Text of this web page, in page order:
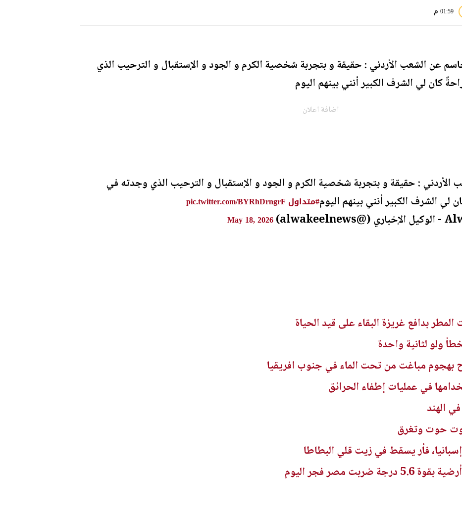
01:59 م
عن الشعب الأردني : حقيقة و بتجربة شخصية الكرم و الجود و الإستقبال و الترحيب الذي
كان لي الشرف الكبير أنني بينهم اليوم
اضافة اعلان
: حقيقة و بتجربة شخصية الكرم و الجود و الإستقبال و الترحيب الذي وجدته في
لي الشرف الكبير أنني بينهم اليوم#متداول pic.twitter.com/BYRhDrngrF
May 18, 2026
بدافع غريزة البقاء على قيد الحياة
ولو لثانية واحدة
مباغت من تحت الماء في جنوب افريقيا
في عمليات إطفاء الحرائق
الهند
حوت وتغرق
فأر يسقط في زيت قلي البطاطا
ضربت مصر فجر اليوم